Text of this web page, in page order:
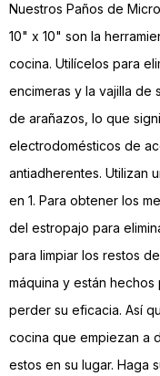
Nuestros Paños de
10" x 10" son la
cocina. Utilícelos para
encimeras y la vajilla de
de arañazos, lo que
electrodomésticos de
antiadherentes. Utilizan
en 1. Para obtener los
del estropajo para
para limpiar los restos
máquina y están
perder su eficacia. Así
cocina que empiezan a
estos en su lugar. Haga